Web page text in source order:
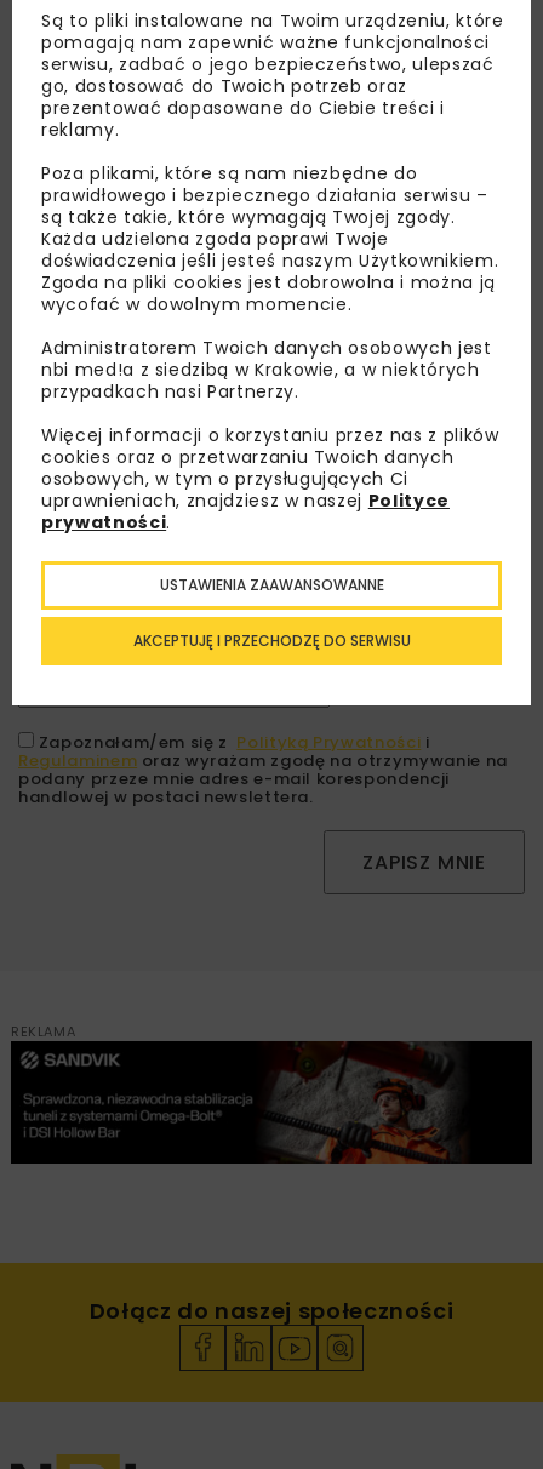
Lubisz wiedzieć więcej?
Zapisz się do newslettera aby otrzymywać od
nas najlepsze informacje branżowe,
zaproszenia na wydarzenia, atrakcyjne oferty i
dedykowane akcje specjalne.
Zapoznałam/em się z Polityką Prywatności i
Regulaminem oraz wyrażam zgodę na otrzymywanie na
podany przeze mnie adres e-mail korespondencji
handlowej w postaci newslettera.
ZAPISZ MNIE
REKLAMA
Dołącz do naszej społeczności
Są to pliki instalowane na Twoim urządzeniu, które
pomagają nam zapewnić ważne funkcjonalności
serwisu, zadbać o jego bezpieczeństwo, ulepszać
go, dostosować do Twoich potrzeb oraz
prezentować dopasowane do Ciebie treści i
reklamy.
Poza plikami, które są nam niezbędne do
prawidłowego i bezpiecznego działania serwisu –
są także takie, które wymagają Twojej zgody.
Każda udzielona zgoda poprawi Twoje
doświadczenia jeśli jesteś naszym Użytkownikiem.
Zgoda na pliki cookies jest dobrowolna i można ją
wycofać w dowolnym momencie.
Administratorem Twoich danych osobowych jest
nbi med!a z siedzibą w Krakowie, a w niektórych
przypadkach nasi Partnerzy.
Więcej informacji o korzystaniu przez nas z plików
cookies oraz o przetwarzaniu Twoich danych
osobowych, w tym o przysługujących Ci
uprawnieniach, znajdziesz w naszej Polityce
prywatności.
AKCEPTUJĘ I PRZECHODZĘ DO SERWISU
USTAWIENIA ZAAWANSOWANNE